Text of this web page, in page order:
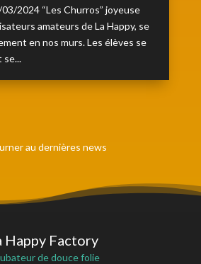
2024 “Les Churros” joyeuse
amateurs de La Happy, se
en nos murs. Les élèves se
se...
au dernières news
Happy Factory
de douce folie